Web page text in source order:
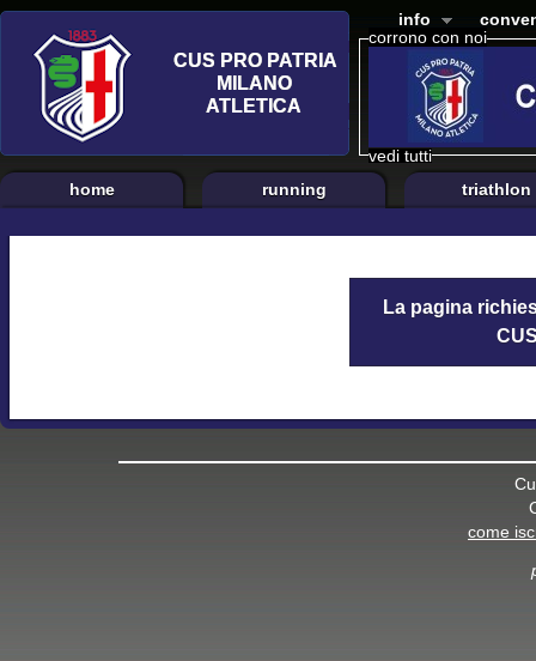
corrono con noi
vedi tutti
info
home running triathlon
La pagina
come